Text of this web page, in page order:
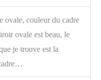
ovale, couleur du cadre
ovale est beau, le
je trouve est la